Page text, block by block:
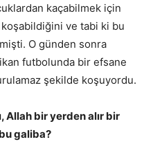
kaçabilmek için
ve tabi ki bu
O günden sonra
futbolunda bir efsane
şekilde koşuyordu.
Allah bir yerden alır bir
galiba?